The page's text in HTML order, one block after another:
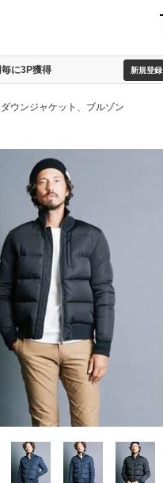
に3P獲得 新規登録
ダウンジャケット、ブルゾン